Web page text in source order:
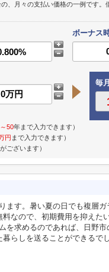
、月々の支払い価格の一例です。
ボーナス
毎
50年まで入力できます）
円 まで入力できます）
ございます）
ます。暑い夏の日でも複層
なので、初期費用を抑えた
を求めるのであれば、日野
らしを送ることができるでし